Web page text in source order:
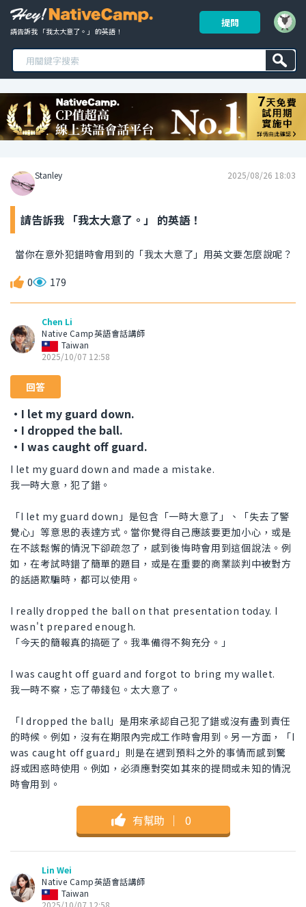
請告訴我 「我太大意了。」 的英語！
提問
Stanley 2025/08/26 18:03
請告訴我 「我太大意了。」 的英語！
當你在意外犯錯時會用到的「我太大意了」用英文要怎麼說呢？
0 179
Chen Li
Native Camp英語會話講師
Taiwan
2025/10/07 12:58
回答
・I let my guard down.
・I dropped the ball.
・I was caught off guard.
I let my guard down and made a mistake.
我一時大意，犯了錯。
「I let my guard down」是包含「一時大意了」、「失去了警
覺心」等意思的表達方式。當你覺得自己應該要更加小心，或是
在不該鬆懈的情況下卻疏忽了，感到後悔時會用到這個說法。例
如，在考試時錯了簡單的題目，或是在重要的商業談判中被對方
的話語欺騙時，都可以使用。
I really dropped the ball on that presentation today. I
wasn't prepared enough.
「今天的簡報真的搞砸了。我準備得不夠充分。」
I was caught off guard and forgot to bring my wallet.
我一時不察，忘了帶錢包。太大意了。
「I dropped the ball」是用來承認自己犯了錯或沒有盡到責任
的時候。例如，沒有在期限內完成工作時會用到。另一方面，「I
was caught off guard」則是在遇到預料之外的事情而感到驚
訝或困惑時使用。例如，必須應對突如其來的提問或未知的情況
時會用到。
有幫助 ｜ 0
Lin Wei
Native Camp英語會話講師
Taiwan